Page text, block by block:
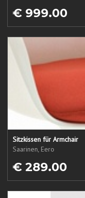
€ 999.00
Sitzkissen für Armchair
Saarinen, Eero
€ 289.00